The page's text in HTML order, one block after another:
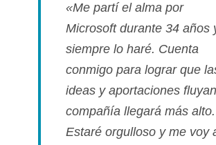
«Me partí­ el alma por
Microsoft durante 34 años
siempre lo haré. Cuenta
conmigo para lograr que
ideas y aportaciones
compañí­a llegará más alto.
Estaré orgulloso y me voy